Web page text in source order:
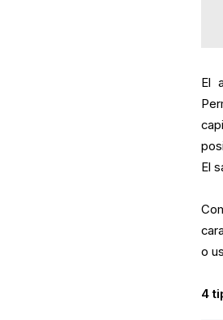
El
El
o
4